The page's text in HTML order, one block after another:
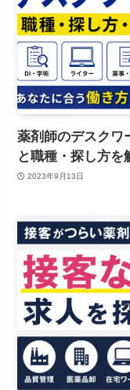
薬剤師のデスクワ
と職種・探し方を
2023年9月13日